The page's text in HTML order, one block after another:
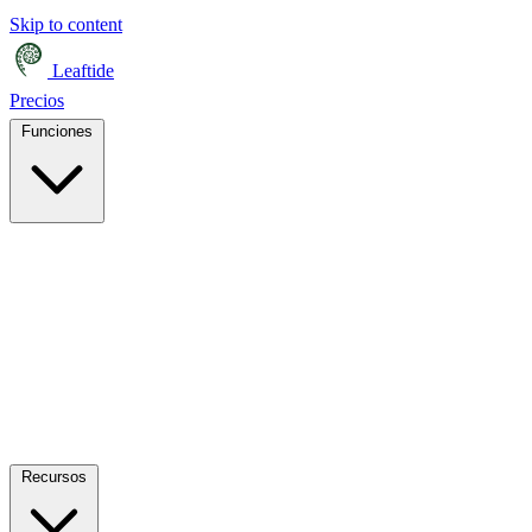
Skip to content
Leaftide
Precios